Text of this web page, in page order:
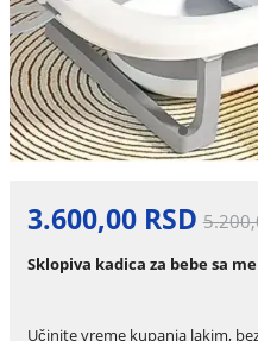
3.600,00 RSD
Sklopiva kadica za bebe sa
Učinite vreme kupanja lakim,